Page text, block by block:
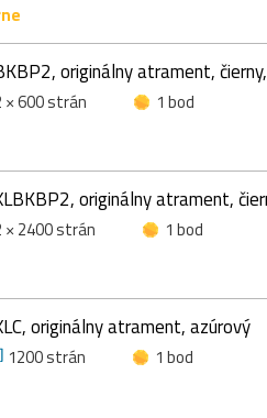
originálny atrament,
× 600 strán
1 bod
originálny atrament,
× 2400 strán
1 bod
originálny atrament, azúrový
1200 strán
1 bod